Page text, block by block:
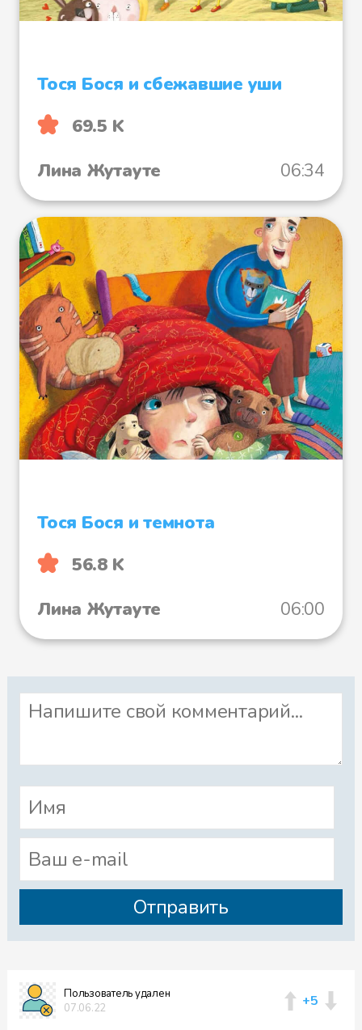
Тося Бося и сбежавшие уши
69.5 K
Лина Жутауте
06:34
Тося Бося и темнота
56.8 K
Лина Жутауте
06:00
Пользователь удален
07.06.22
+5